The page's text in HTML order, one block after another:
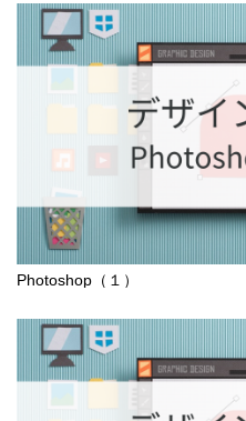
Photoshop（１）